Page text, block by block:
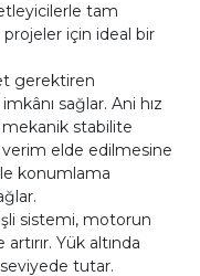
tam
için ideal bir
gerektiren
sağlar. Ani hız
stabilite
elde edilmesine
konumlama
sistemi, motorun
Yük altında
tutar.